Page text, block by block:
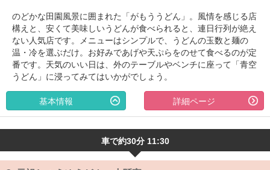
のどかな田園風景に囲まれた「がもううどん」。風情を感じる店
構えと、安くて美味しいうどんが食べられると、連日行列が絶え
ない人気店です。メニューはシンプルで、うどんの玉数と麺の
温・冷を選ぶだけ。お好みであげや天ぷらをのせて食べるのが定
番です。天気のいい日は、外のテーブルやベンチに座って「青空
うどん」に浸ってみてはいかがでしょう。
詳細ページ
基本情報
車で約30分 11:30